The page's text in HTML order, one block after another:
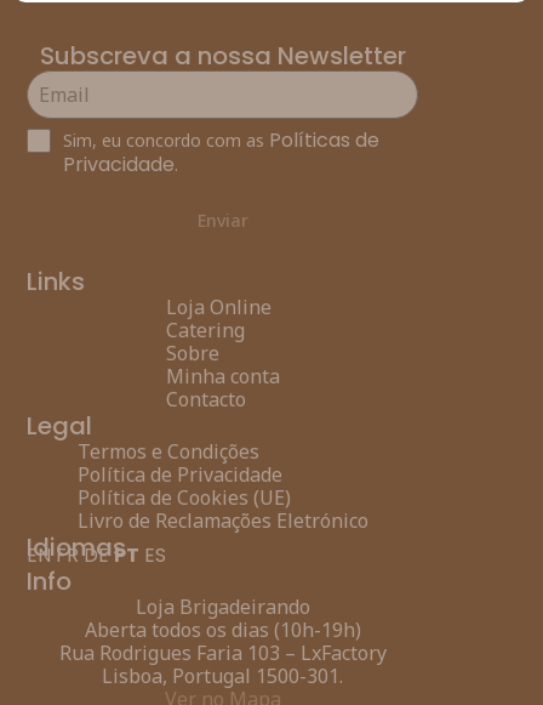
Subscreva a nossa Newsletter
Sim, eu concordo com as Políticas de
Privacidade.
Enviar
Links
Loja Online
Catering
Sobre
Minha conta
Contacto
Legal
Termos e Condições
Política de Privacidade
Política de Cookies (UE)
Livro de Reclamações Eletrónico
Idiomas
EN FR DEPT ES
Info
Loja Brigadeirando
Aberta todos os dias (10h-19h)
Rua Rodrigues Faria 103 – LxFactory
Lisboa, Portugal 1500-301.
Ver no Mapa